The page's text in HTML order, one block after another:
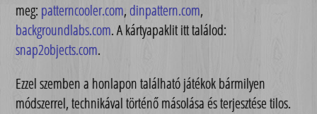
meg: patterncooler.com, dinpattern.com,
backgroundlabs.com. A kártyapaklit itt találod:
snap2objects.com.
Ezzel szemben a honlapon található játékok bármilyen
módszerrel, technikával történő másolása és terjesztése tilos.